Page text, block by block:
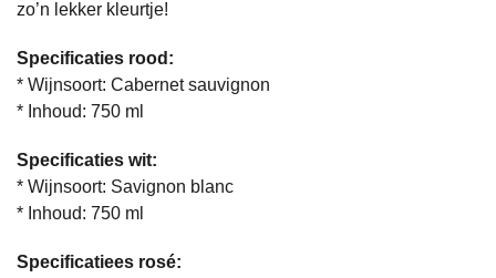
zo’n lekker kleurtje!
Specificaties rood:
* Wijnsoort: Cabernet sauvignon
* Inhoud: 750 ml
Specificaties wit:
* Wijnsoort: Savignon blanc
* Inhoud: 750 ml
Specificatiees rosé: